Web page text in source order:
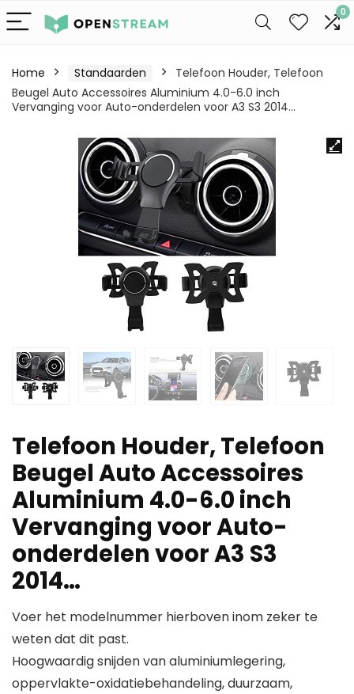
0
Home Standaarden
Telefoon Houder, Telefoon
Beugel Auto Accessoires Aluminium 4.0-6.0 inch
Vervanging voor Auto-onderdelen voor A3 S3 2014…
Telefoon Houder, Telefoon
Beugel Auto Accessoires
Aluminium 4.0-6.0 inch
Vervanging voor Auto-
onderdelen voor A3 S3
2014…
Voer het modelnummer hierboven inom zeker te
weten dat dit past.
Hoogwaardig snijden van aluminiumlegering,
oppervlakte-oxidatiebehandeling, duurzaam,